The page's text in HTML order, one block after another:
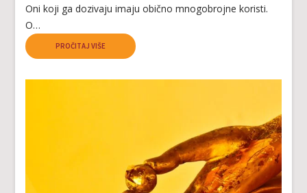
Oni koji ga dozivaju imaju obično mnogobrojne koristi.
O…
PROČITAJ VIŠE